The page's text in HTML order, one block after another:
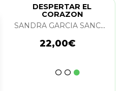
DESPERTAR EL
CORAZON
SANDRA GARCIA SANCHEZ-BEATO
22,00€